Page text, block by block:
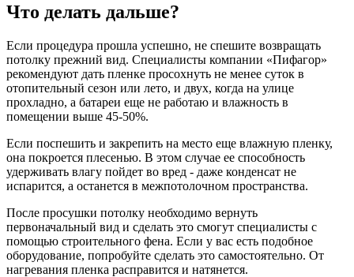
Что делать дальше?
Если процедура прошла успешно, не спешите возвращать
потолку прежний вид. Специалисты компании «Пифагор»
рекомендуют дать пленке просохнуть не менее суток в
отопительный сезон или лето, и двух, когда на улице
прохладно, а батареи еще не работаю и влажность в
помещении выше 45-50%.
Если поспешить и закрепить на место еще влажную пленку,
она покроется плесенью. В этом случае ее способность
удерживать влагу пойдет во вред - даже конденсат не
испарится, а останется в межпотолочном пространства.
После просушки потолку необходимо вернуть
первоначальный вид и сделать это смогут специалисты с
помощью строительного фена. Если у вас есть подобное
оборудование, попробуйте сделать это самостоятельно. От
нагревания пленка расправится и натянется.